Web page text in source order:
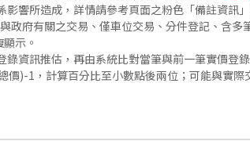
響所造成，詳情請參考頁面之粉色「備註資訊
政府有關之交易、僅車位交易、分件登記、含
示。
資訊推估，再由系統比對當筆與前一筆實價登
)-1，計算百分比至小數點後兩位；可能與實際